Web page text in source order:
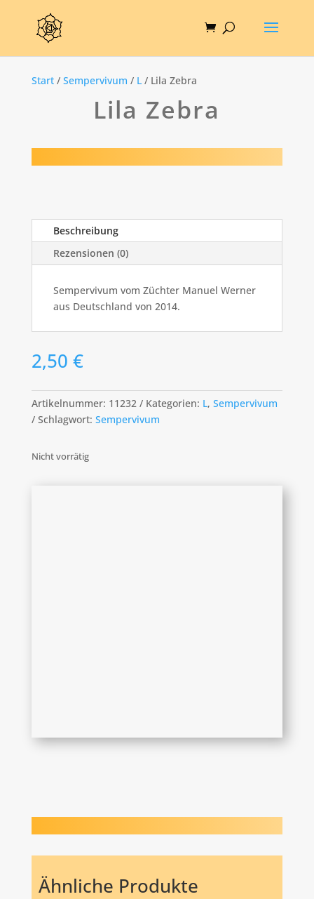
Start/ Sempervivum / L/ Lila Zebra
Lila Zebra
Beschreibung
Rezensionen (0)
Sempervivum vom Züchter Manuel Werner
aus Deutschland von 2014.
2,50 €
Artikelnummer: 11232 Kategorien: L, Sempervivum
Schlagwort: Sempervivum
Nicht vorrätig
Ähnliche Produkte